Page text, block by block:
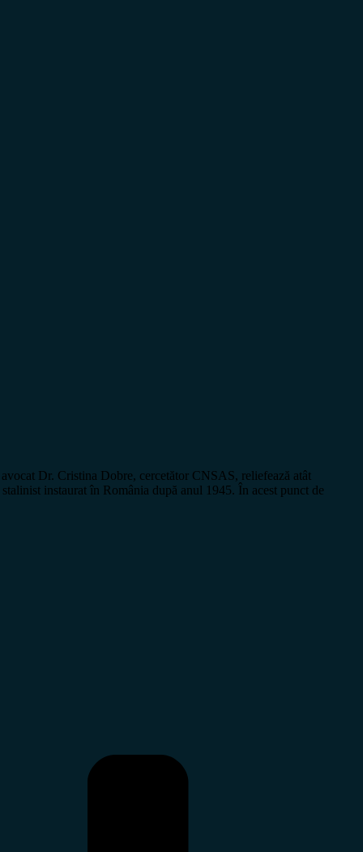
Dr. Cristina Dobre, cercetător CNSAS, reliefează atât
instaurat în România după anul 1945. În acest punct de